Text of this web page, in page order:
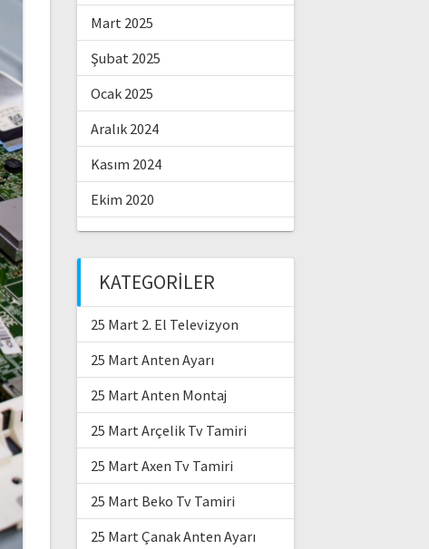
Mart 2025
Şubat 2025
Ocak 2025
Aralık 2024
Kasım 2024
Ekim 2020
KATEGORILER
25 Mart 2. El Televizyon
25 Mart Anten Ayarı
25 Mart Anten Montaj
25 Mart Arçelik Tv Tamiri
25 Mart Axen Tv Tamiri
25 Mart Beko Tv Tamiri
25 Mart Çanak Anten Ayarı